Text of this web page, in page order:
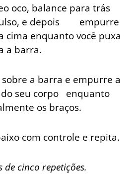
oco, balance para trás
e depois empurre
cima enquanto você puxa
a barra.
sobre a barra e empurre a
seu corpo enquanto
os braços.
com controle e repita.
de cinco repetições.